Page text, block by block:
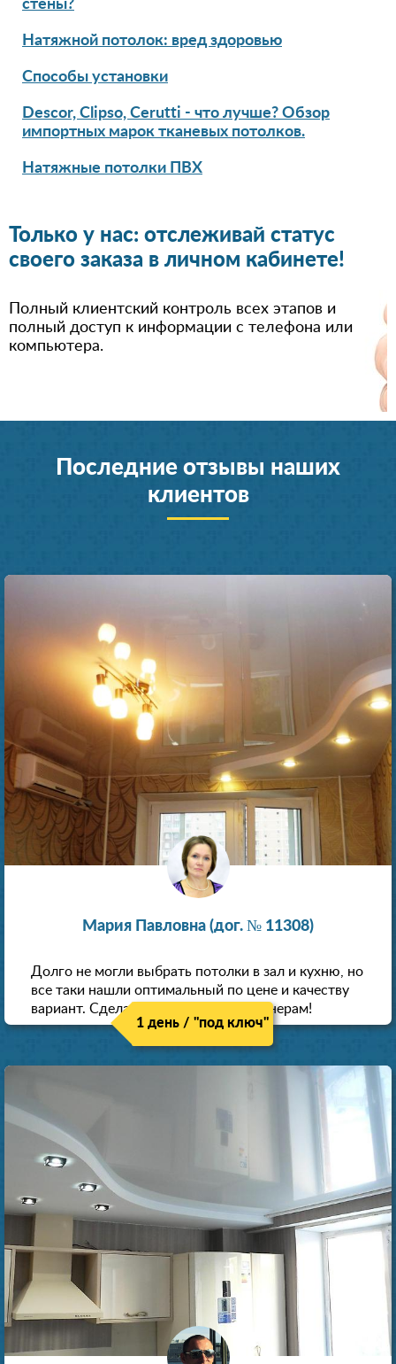
стены?
Натяжной потолок: вред здоровью
Способы установки
Descor, Clipso, Cerutti - что лучше? Обзор
импортных марок тканевых потолков.
Натяжные потолки ПВХ
Только у нас: отслеживай статус
своего заказа в личном кабинете!
Полный клиентский контроль всех этапов и
полный доступ к информации с телефона или
компьютера.
Последние отзывы наших
клиентов
Мария Павловна (дог. № 11308)
Долго не могли выбрать потолки в зал и кухню, но
все таки нашли оптимальный по цене и качеству
вариант. Сделали скидку как пенсионерам!
1 день / "под ключ"